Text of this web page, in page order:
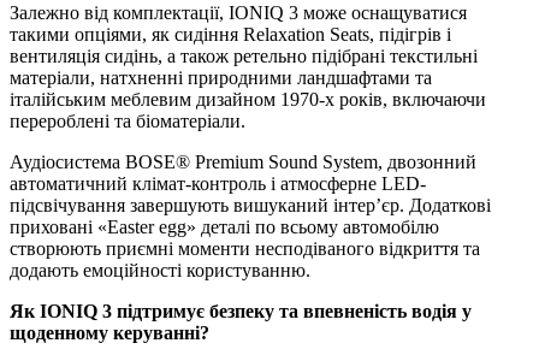
Залежно від комплектації, IONIQ 3 може оснащуватися
такими опціями, як сидіння Relaxation Seats, підігрів і
вентиляція сидінь, а також ретельно підібрані текстильні
матеріали, натхненні природними ландшафтами та
італійським меблевим дизайном 1970-х років, включаючи
перероблені та біоматеріали.
Аудіосистема BOSE® Premium Sound System, двозонний
автоматичний клімат-контроль і атмосферне LED-
підсвічування завершують вишуканий інтер’єр. Додаткові
приховані «Easter egg» деталі по всьому автомобілю
створюють приємні моменти несподіваного відкриття та
додають емоційності користуванню.
Як IONIQ 3 підтримує безпеку та впевненість водія у
щоденному керуванні?